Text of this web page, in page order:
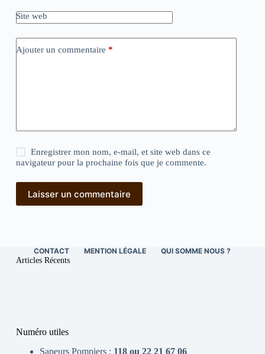
Site web
Ajouter un commentaire *
Enregistrer mon nom, e-mail, et site web dans ce
navigateur pour la prochaine fois que je commente.
Laisser un commentaire
CONTACT MENTION LÉGALE QUI SOMME NOUS ?
Articles Récents
Numéro utiles
Sapeurs Pompiers : 118 ou 22 21 67 06